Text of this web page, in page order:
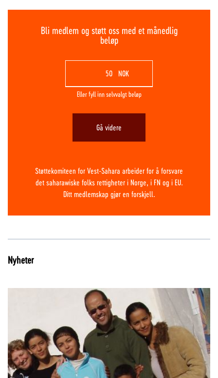
Bli medlem og støtt oss med et månedlig
beløp
NOK
Eller fyll inn selvvalgt beløp
Gå videre
Støttekomiteen for Vest-Sahara arbeider for å forsvare
det saharawiske folks rettigheter i Norge, i FN og i EU.
Ditt medlemskap gjør en forskjell.
Nyheter